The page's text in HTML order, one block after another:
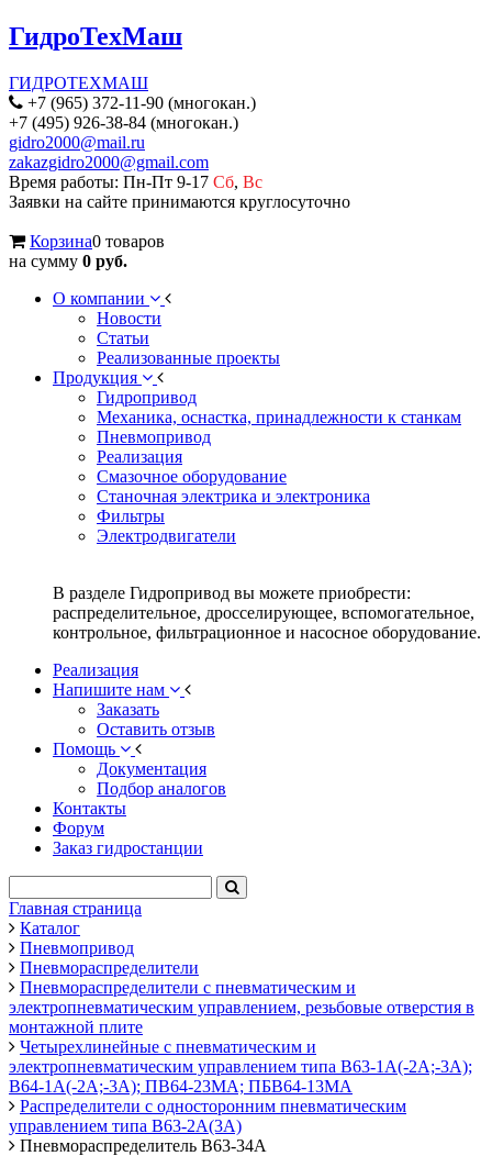
ГидроТехМаш
ГИДРОТЕХМАШ
+7 (965) 372-11-90 (многокан.)
+7 (495) 926-38-84 (многокан.)
gidro2000@mail.ru
zakazgidro2000@gmail.com
Время работы: Пн-Пт 9-17 Сб, Вс
Заявки на сайте принимаются круглосуточно
Корзина0 товаров
на сумму 0 руб.
О компании
Новости
Статьи
Реализованные проекты
Продукция
Гидропривод
Механика, оснастка, принадлежности к станкам
Пневмопривод
Реализация
Смазочное оборудование
Станочная электрика и электроника
Фильтры
Электродвигатели
В разделе Гидропривод вы можете приобрести:
распределительное, дросселирующее, вспомогательное,
контрольное, фильтрационное и насосное оборудование.
Реализация
Напишите нам
Заказать
Оставить отзыв
Помощь
Документация
Подбор аналогов
Контакты
Форум
Заказ гидростанции
Главная страница
Каталог
Пневмопривод
Пневмораспределители
Пневмораспределители с пневматическим и
электропневматическим управлением, резьбовые отверстия в
монтажной плите
Четырехлинейные с пневматическим и
электропневматическим управлением типа В63-1А(-2А;-3А);
В64-1А(-2А;-3А); ПВ64-23МА; ПБВ64-13МА
Распределители с односторонним пневматическим
управлением типа В63-2А(3А)
Пневмораспределитель В63-34А